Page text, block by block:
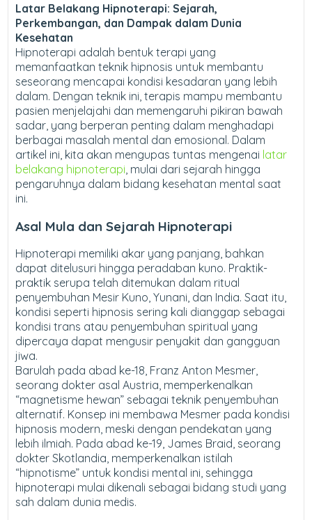
Latar Belakang Hipnoterapi: Sejarah,
Perkembangan, dan Dampak dalam Dunia
Kesehatan
Hipnoterapi adalah bentuk terapi yang
memanfaatkan teknik hipnosis untuk membantu
seseorang mencapai kondisi kesadaran yang lebih
dalam. Dengan teknik ini, terapis mampu membantu
pasien menjelajahi dan memengaruhi pikiran bawah
sadar, yang berperan penting dalam menghadapi
berbagai masalah mental dan emosional. Dalam
artikel ini, kita akan mengupas tuntas mengenai latar
belakang hipnoterapi , mulai dari sejarah hingga
pengaruhnya dalam bidang kesehatan mental saat
ini.
Asal Mula dan Sejarah Hipnoterapi
Hipnoterapi memiliki akar yang panjang, bahkan
dapat ditelusuri hingga peradaban kuno. Praktik-
praktik serupa telah ditemukan dalam ritual
penyembuhan Mesir Kuno, Yunani, dan India. Saat itu,
kondisi seperti hipnosis sering kali dianggap sebagai
kondisi trans atau penyembuhan spiritual yang
dipercaya dapat mengusir penyakit dan gangguan
jiwa.
Barulah pada abad ke-18, Franz Anton Mesmer,
seorang dokter asal Austria, memperkenalkan
“magnetisme hewan” sebagai teknik penyembuhan
alternatif. Konsep ini membawa Mesmer pada kondisi
hipnosis modern, meski dengan pendekatan yang
lebih ilmiah. Pada abad ke-19, James Braid, seorang
dokter Skotlandia, memperkenalkan istilah
“hipnotisme” untuk kondisi mental ini, sehingga
hipnoterapi mulai dikenali sebagai bidang studi yang
sah dalam dunia medis.